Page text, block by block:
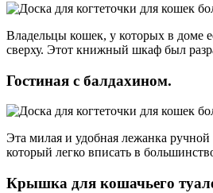
Владельцы кошек, у которых в доме
сверху. Этот книжный шкаф был
Гостиная с балдахином.
Эта милая и удобная лежанка
который легко вписать в
Крышка для кошачьего